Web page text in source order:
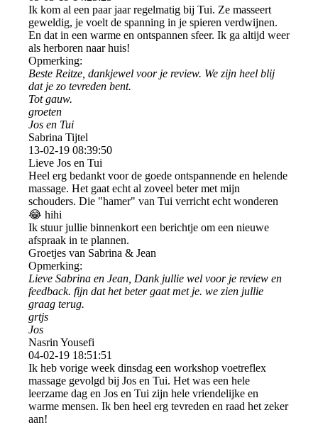
Ik kom al een paar jaar regelmatig bij Tui. Ze masseert
geweldig, je voelt de spanning in je spieren verdwijnen.
En dat in een warme en ontspannen sfeer. Ik ga altijd weer
als herboren naar huis!
Opmerking:
Beste Reitze, dankjewel voor je review. We zijn heel blij
dat je zo tevreden bent.
Tot gauw.
groeten
Jos en Tui
Sabrina Tijtel
13-02-19 08:39:50
Lieve Jos en Tui
Heel erg bedankt voor de goede ontspannende en helende
massage. Het gaat echt al zoveel beter met mijn
schouders. Die "hamer" van Tui verricht echt wonderen
😂 hihi
Ik stuur jullie binnenkort een berichtje om een nieuwe
afspraak in te plannen.
Groetjes van Sabrina & Jean
Opmerking:
Lieve Sabrina en Jean, Dank jullie wel voor je review en
feedback. fijn dat het beter gaat met je. we zien jullie
graag terug.
grtjs
Jos
Nasrin Yousefi
04-02-19 18:51:51
Ik heb vorige week dinsdag een workshop voetreflex
massage gevolgd bij Jos en Tui. Het was een hele
leerzame dag en Jos en Tui zijn hele vriendelijke en
warme mensen. Ik ben heel erg tevreden en raad het zeker
aan!